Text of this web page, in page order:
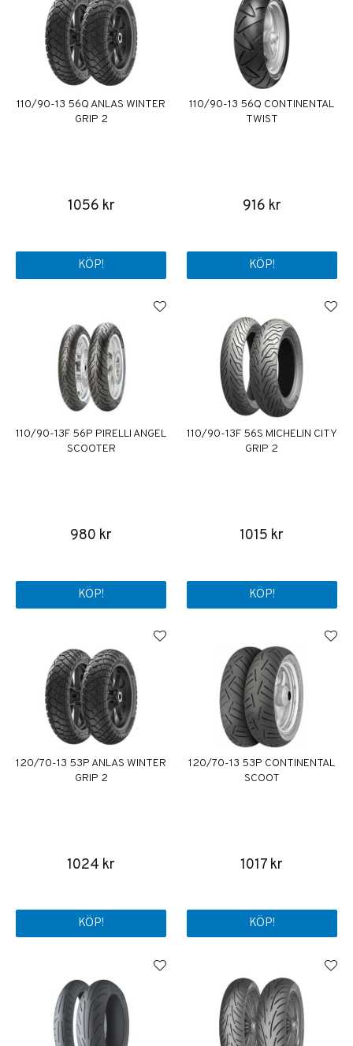
110/90-13 56Q ANLAS WINTER
GRIP 2
1056 kr
KÖP!
110/90-13 56Q CONTINENTAL
TWIST
916 kr
KÖP!
110/90-13F 56P PIRELLI ANGEL
SCOOTER
980 kr
KÖP!
110/90-13F 56S MICHELIN CITY
GRIP 2
1015 kr
KÖP!
120/70-13 53P ANLAS WINTER
GRIP 2
1024 kr
KÖP!
120/70-13 53P CONTINENTAL
SCOOT
1017 kr
KÖP!